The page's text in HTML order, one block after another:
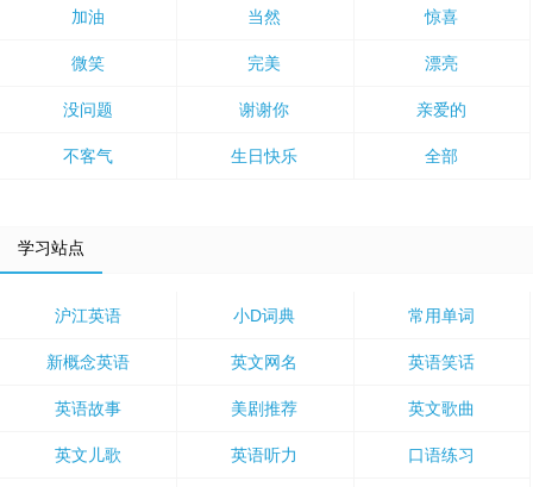
加油 当然 惊喜
微笑 完美 漂亮
没问题 谢谢你 亲爱的
不客气 生日快乐 全部
学习站点
沪江英语 小D词典 常用单词
新概念英语 英文网名 英语笑话
英语故事 美剧推荐 英文歌曲
英文儿歌 英语听力 口语练习